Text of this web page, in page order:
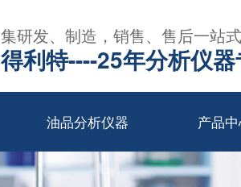
集研发、制造，销售、售后一站
得利特----25年分析仪
油品分析仪器 产品